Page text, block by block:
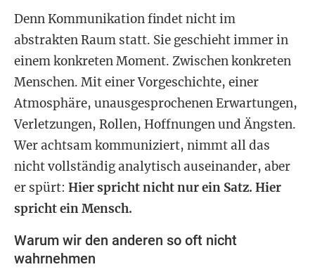
Denn Kommunikation findet nicht im
abstrakten Raum statt. Sie geschieht immer in
einem konkreten Moment. Zwischen konkreten
Menschen. Mit einer Vorgeschichte, einer
Atmosphäre, unausgesprochenen Erwartungen,
Verletzungen, Rollen, Hoffnungen und Ängsten.
Wer achtsam kommuniziert, nimmt all das
nicht vollständig analytisch auseinander, aber
er spürt: Hier spricht nicht nur ein Satz. Hier
spricht ein Mensch.
Warum wir den anderen so oft nicht
wahrnehmen